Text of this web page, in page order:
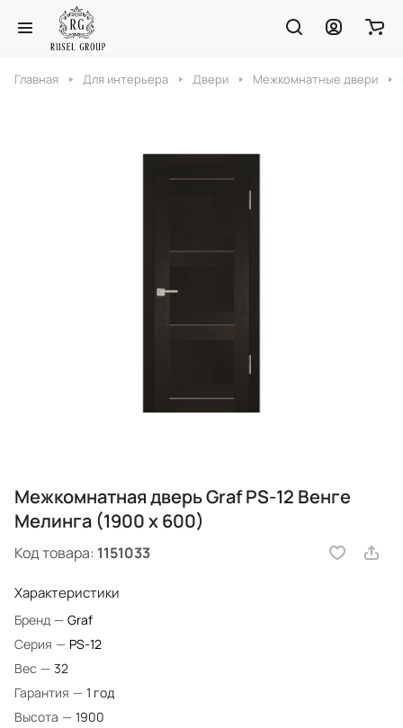
Главная Для интерьера Двери Межкомнатные двери
Межкомнатная дверь Graf PS-12 Венге
Мелинга (1900 х 600)
Код товара: 1151033
Характеристики
Бренд — Graf
Серия — PS-12
Вес — 32
Гарантия — 1 год
Высота — 1900